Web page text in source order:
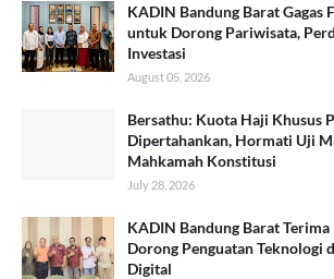
KADIN Bandung Barat Gagas
untuk Dorong Pariwisata,
Investasi
August 05, 2026
Bersathu: Kuota Haji Khusus
Dipertahankan, Hormati Uji
Mahkamah Konstitusi
July 28, 2026
KADIN Bandung Barat
Dorong Penguatan Teknologi
Digital